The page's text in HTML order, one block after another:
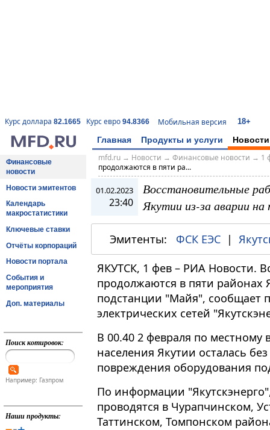
Курс доллара 82.1665 Курс евро 94.8366 Мобильная версия 18+
Главная Продукты и услуги Новости
Финансовые
новости
Новости эмитентов
Календарь
макростатистики
Ключевые ставки
Отчёты корпораций
Новости портала
События и
мероприятия
Доп. материалы
Поиск котировок:
Например: Газпром
Наши продукты:
mfd.ru→ Новости → Финансовые новости → 1
продолжаются в пяти ра...
01.02.2023
23:40
Восстановительные
Якутии из-за аварии на
Эмитенты: ФСК ЕЭС |
ЯКУТСК, 1 фев – РИА Новости.
продолжаются в пяти районах
подстанции "Майя", сообщает
электрических сетей
В 00​​​.40 2 февраля по местному
населения Якутии осталась
повреждения оборудования
По информации
проводятся в Чурапчинском,
Таттинском, Томпонском